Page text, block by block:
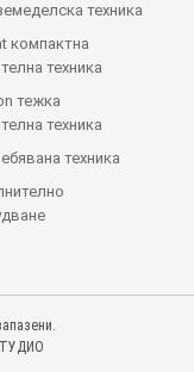
техника
компактна
техника
тежка
техника
техника